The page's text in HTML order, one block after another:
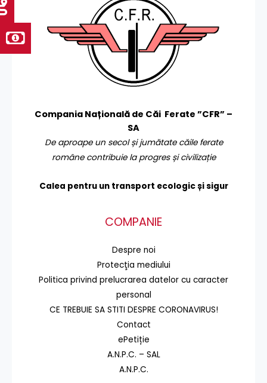
Compania Națională de Căi Ferate ”CFR” –
SA
De aproape un secol și jumătate căile ferate
române contribuie la progres și civilizație
Calea pentru un transport ecologic și sigur
COMPANIE
Despre noi
Protecţia mediului
Politica privind prelucrarea datelor cu caracter
personal
CE TREBUIE SA STITI DESPRE CORONAVIRUS!
Contact
ePetiție
A.N.P.C. – SAL
A.N.P.C.